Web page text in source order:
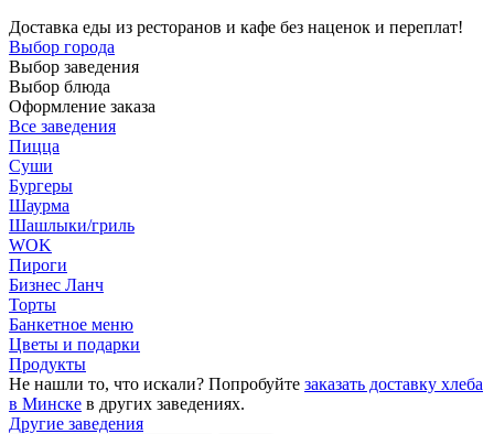
Доставка еды из ресторанов и кафе без наценок и переплат!
Выбор города
Выбор заведения
Выбор блюда
Оформление заказа
Все заведения
Пицца
Суши
Бургеры
Шаурма
Шашлыки/гриль
WOK
Пироги
Бизнес Ланч
Торты
Банкетное меню
Цветы и подарки
Продукты
Не нашли то, что искали? Попробуйте заказать доставку хлеба
в Минске в других заведениях.
Другие заведения